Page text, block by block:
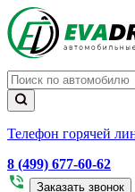
Телефон горячей
8 (499) 677-60-62
Заказать звонок